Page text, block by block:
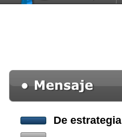
De estrategia